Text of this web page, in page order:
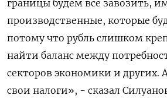
границы будем все завозить,
производственные, которые
потому что рубль слишком
найти баланс между
секторов экономики и других.
свои налоги», - сказал